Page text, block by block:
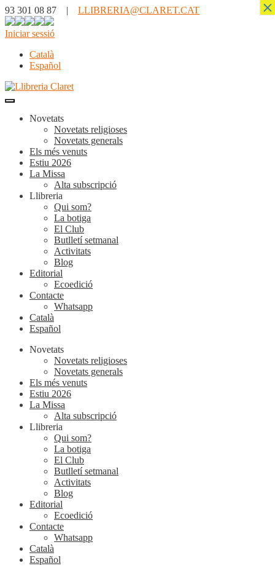
93 301 08 87 | LLIBRERIA@CLARET.CAT
Iniciar sessió
Català
Español
Novetats
Novetats religioses
Novetats generals
Els més venuts
Estiu 2026
La Missa
Alta subscripció
Llibreria
Qui som?
La botiga
El Club
Butlletí setmanal
Activitats
Blog
Editorial
Ecoedició
Contacte
Whatsapp
Català
Español
Novetats
Novetats religioses
Novetats generals
Els més venuts
Estiu 2026
La Missa
Alta subscripció
Llibreria
Qui som?
La botiga
El Club
Butlletí setmanal
Activitats
Blog
Editorial
Ecoedició
Contacte
Whatsapp
Català
Español
×